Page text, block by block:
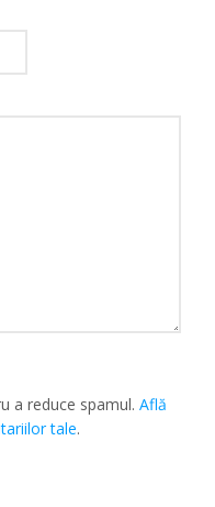
a reduce spamul.Află
tale.